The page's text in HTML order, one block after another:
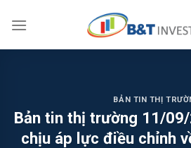
BẢN TIN THỊ
Bản tin thị trường 11/
chịu áp lực điều chỉnh